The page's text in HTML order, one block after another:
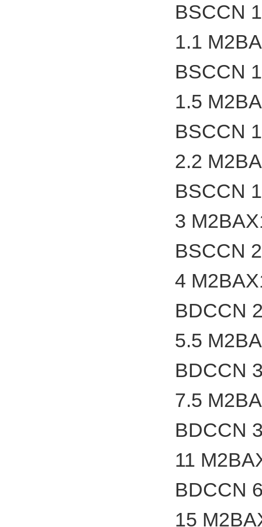
BSCCN
1.1
BSCCN
1.5
BSCCN
2.2
BSCCN
3
BSCCN
4
BDCCN
5.5
BDCCN
7.5
BDCCN
11
BDCCN
15